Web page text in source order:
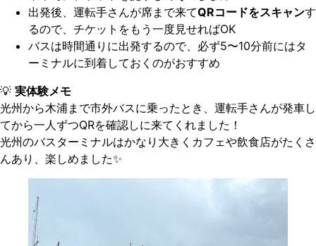
出発後、運転手さんが席まで来てQRコードをスキャンす
るので、チケットをもう一度見せればOK
バスは時間通りに出発するので、必ず5〜10分前にはタ
ーミナルに到着しておくのがおすすめ
💡 実体験メモ
光州から木浦まで市外バスに乗ったとき、運転手さんが発車し
てから一人ずつQRを確認しに来てくれました！
光州のバスターミナルはかなり大きくカフェや飲食店がたくさ
んあり、楽しめました✨